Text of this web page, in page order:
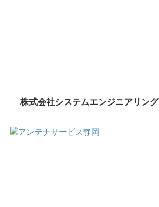
株式会社システムエンジニアリング